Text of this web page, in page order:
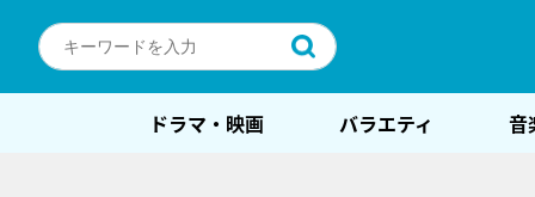
ドラマ・映画 バラエティ 音